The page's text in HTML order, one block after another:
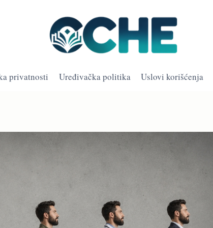
privatnosti Uređivačka politika Uslovi korišćenja